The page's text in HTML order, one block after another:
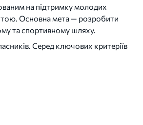
на підтримку молодих
Основна мета — розробити
та спортивному шляху.
Серед ключових критеріїв